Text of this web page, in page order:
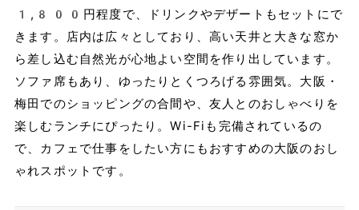
1,800円程度で、ドリンクやデザートもセットにで
きます。店内は広々としており、高い天井と大きな窓か
ら差し込む自然光が心地よい空間を作り出しています。
ソファ席もあり、ゆったりとくつろげる雰囲気。大阪・
梅田でのショッピングの合間や、友人とのおしゃべりを
楽しむランチにぴったり。Wi-Fiも完備されているの
で、カフェで仕事をしたい方にもおすすめの大阪のおし
ゃれスポットです。